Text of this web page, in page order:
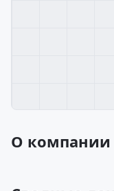
О компании